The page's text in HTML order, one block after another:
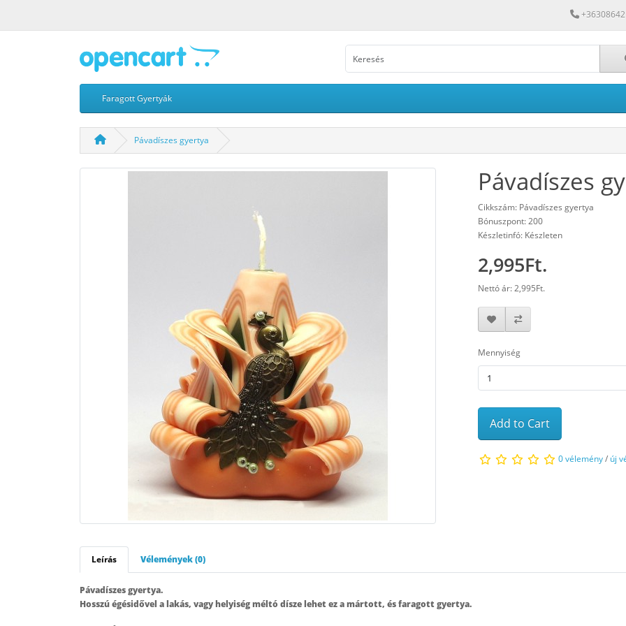
Faragott Gyertyák
Pávadíszes gyertya
Pávadíszes
Cikkszám: Pávadíszes gyertya
Bónuszpont: 200
Készletinfó: Készleten
2,995Ft.
Nettó ár: 2,995Ft.
Mennyiség
Add to Cart
0 vélemény/ új
Leírás Vélemények (0)
Pávadíszes gyertya.
Hosszú égésidővel a lakás, vagy helyiség méltó dísze lehet ez a mártott, és faragott gyertya.